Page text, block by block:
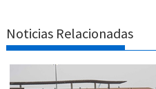
Noticias Relacionadas